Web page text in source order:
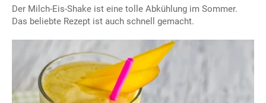
Der Milch-Eis-Shake ist eine tolle Abkühlung im Sommer.
Das beliebte Rezept ist auch schnell gemacht.